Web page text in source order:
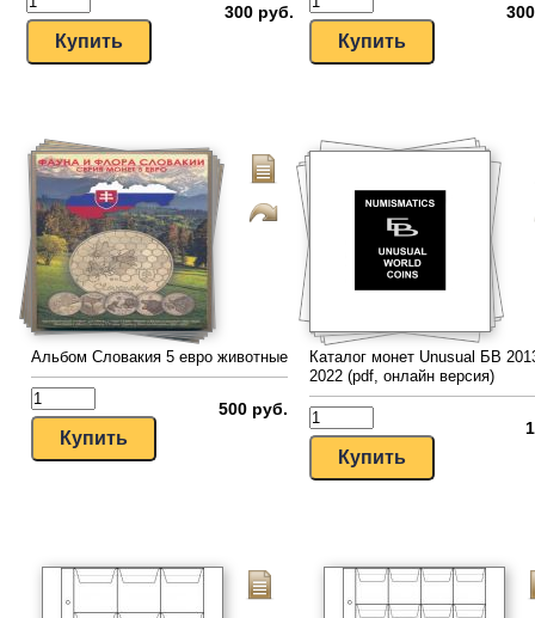
300 руб.
Альбом Словакия 5 евро животные
500 руб.
Каталог монет Unusual БВ
2022 (pdf, онлайн версия)